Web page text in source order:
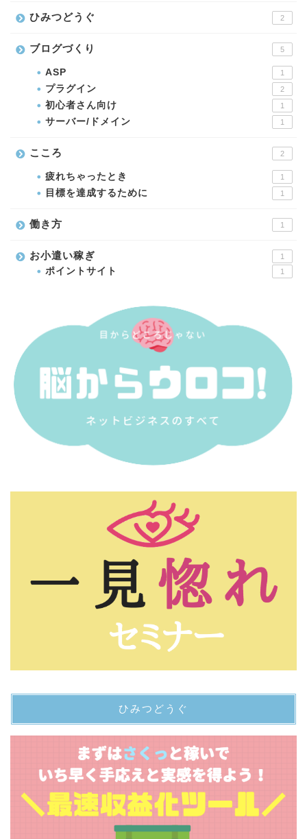
ひみつどうぐ 2
ブログづくり 5
ASP 1
プラグイン 2
初心者さん向け 1
サーバー/ドメイン 1
こころ 2
疲れちゃったとき 1
目標を達成するために 1
働き方 1
お小遣い稼ぎ 1
ポイントサイト 1
ひみつどうぐ